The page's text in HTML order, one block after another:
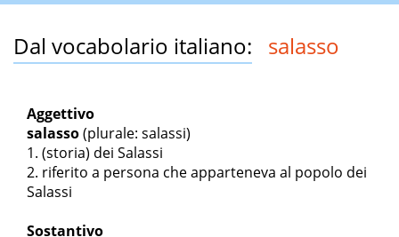
Dal vocabolario italiano: salasso
Aggettivo
salasso(plurale: salassi)
(storia) dei Salassi
riferito a persona che apparteneva al popolo dei
Salassi
Sostantivo